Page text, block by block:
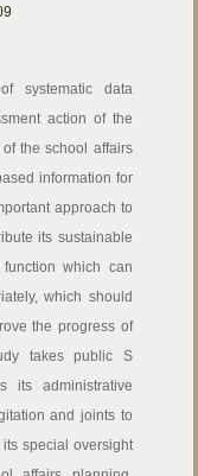
systematic data
action of the
the school affairs
information for
approach to
its sustainable
which can
which should
the progress of
takes public S
its administrative
and joints to
special oversight